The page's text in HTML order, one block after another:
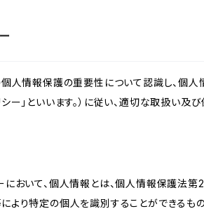
人情報保護の重要性について認識し、個人
ー」といいます。）に従い、適切な取扱い及
において、個人情報とは、個人情報保護法
より特定の個人を識別することができるも